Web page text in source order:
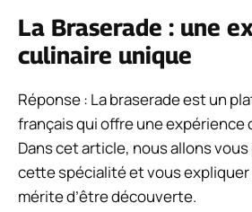
La Braserade : une
culinaire unique
Réponse : La braserade est un
français qui offre une expérience
Dans cet article, nous allons
cette spécialité et vous
mérite d’être découverte.